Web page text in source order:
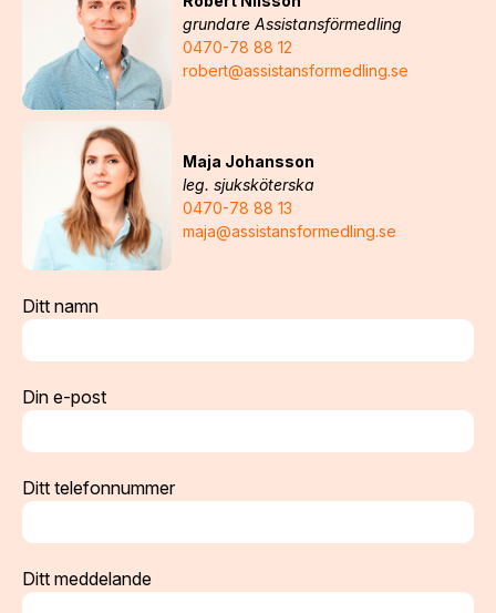
grundare Assistansförmedling
0470-78 88 12
robert@assistansformedling.se
Maja Johansson
leg. sjuksköterska
0470-78 88 13
maja@assistansformedling.se
Ditt namn
Din e-post
Ditt telefonnummer
Ditt meddelande